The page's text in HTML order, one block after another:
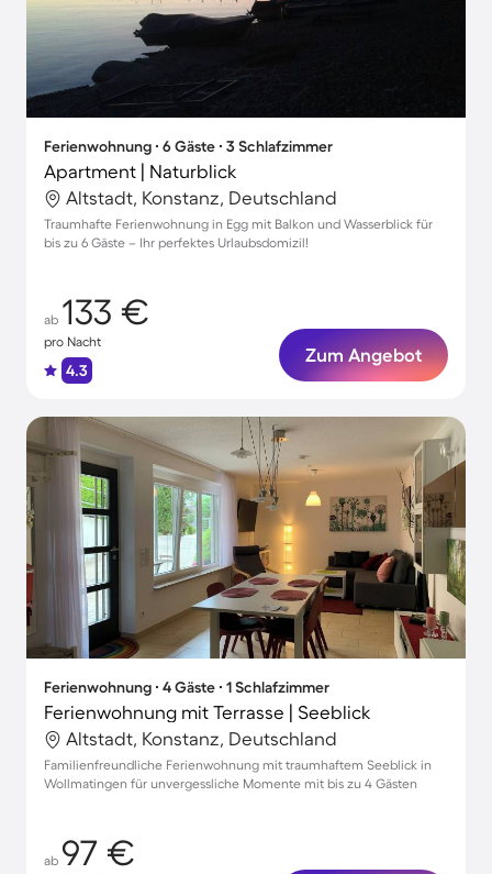
Ferienwohnung ∙ 6 Gäste ∙ 3 Schlafzimmer
Apartment | Naturblick
Altstadt, Konstanz, Deutschland
Traumhafte Ferienwohnung in Egg mit Balkon und Wasserblick für
bis zu 6 Gäste – Ihr perfektes Urlaubsdomizil!
ab 133 €
pro Nacht
4.3
Zum Angebot
Ferienwohnung ∙ 4 Gäste ∙ 1 Schlafzimmer
Ferienwohnung mit Terrasse | Seeblick
Altstadt, Konstanz, Deutschland
Familienfreundliche Ferienwohnung mit traumhaftem Seeblick in
Wollmatingen für unvergessliche Momente mit bis zu 4 Gästen
ab 97 €